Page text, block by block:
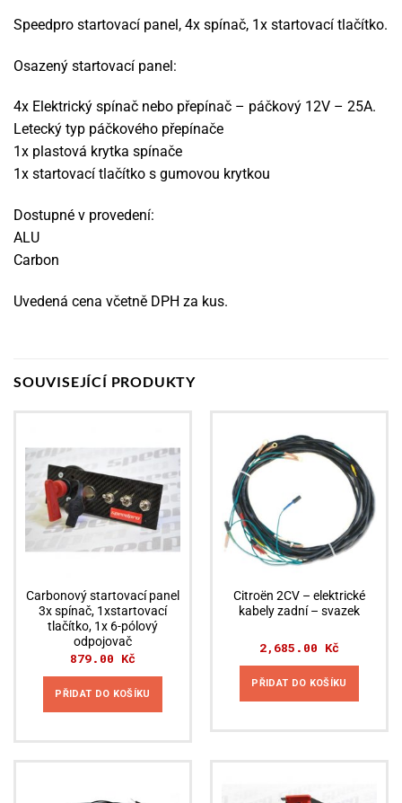
Speedpro startovací panel, 4x spínač, 1x startovací tlačítko.
Osazený startovací panel:
4x Elektrický spínač nebo přepínač – páčkový 12V – 25A.
Letecký typ páčkového přepínače
1x plastová krytka spínače
1x startovací tlačítko s gumovou krytkou
Dostupné v provedení:
ALU
Carbon
Uvedená cena včetně DPH za kus.
SOUVISEJÍCÍ PRODUKTY
Carbonový startovací panel
3x spínač, 1xstartovací
tlačítko, 1x 6-pólový
odpojovač
879.00 Kč
PŘIDAT DO KOŠÍKU
Citroën 2CV – elektrické
kabely zadní – svazek
2,685.00 Kč
PŘIDAT DO KOŠÍKU